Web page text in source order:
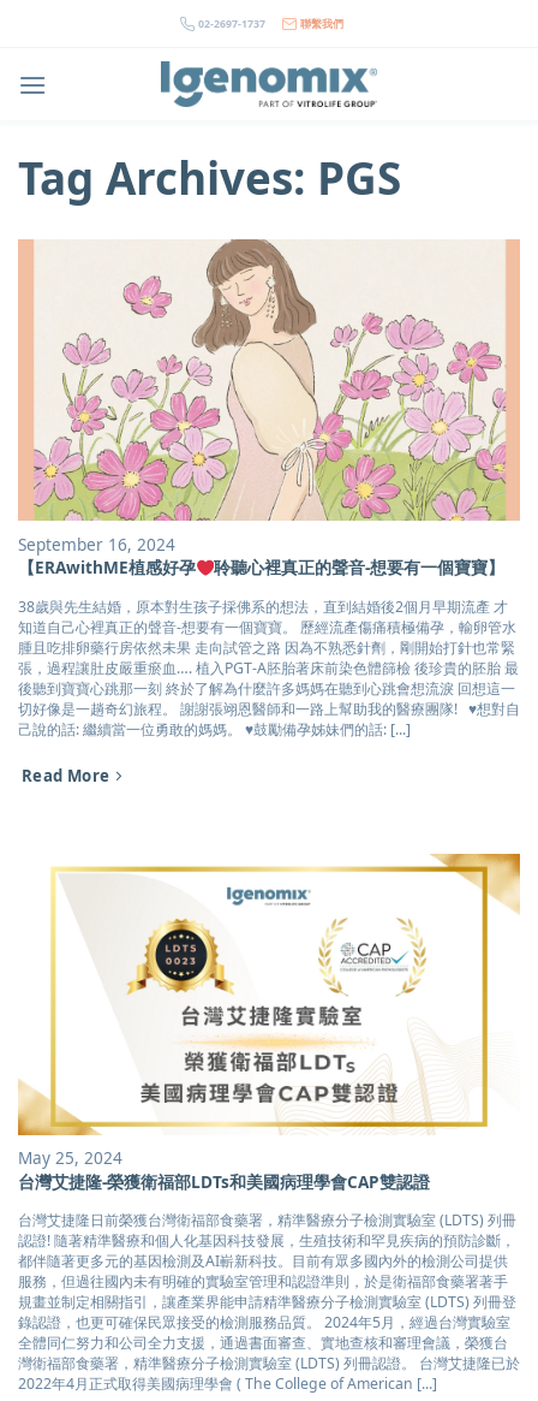
02-2697-1737 聯繫我們
Tag Archives: PGS
September 16, 2024
【ERAwithME植感好孕
聆聽心裡真正的聲音-想要有一個寶寶】
38歲與先生結婚，原本對生孩子採佛系的想法，直到結婚後2個月早期流產 才
知道自己心裡真正的聲音-想要有一個寶寶。 歷經流產傷痛積極備孕，輸卵管水
腫且吃排卵藥行房依然未果 走向試管之路 因為不熟悉針劑，剛開始打針也常緊
張，過程讓肚皮嚴重瘀血…. 植入PGT-A胚胎著床前染色體篩檢 後珍貴的胚胎 最
後聽到寶寶心跳那一刻 終於了解為什麼許多媽媽在聽到心跳會想流淚 回想這一
切好像是一趟奇幻旅程。 謝謝張翊恩醫師和一路上幫助我的醫療團隊! ♥想對自
己說的話: 繼續當一位勇敢的媽媽。 ♥鼓勵備孕姊妹們的話: [...]
Read More
May 25, 2024
台灣艾捷隆-榮獲衛福部LDTs和美國病理學會CAP雙認證
台灣艾捷隆日前榮獲台灣衛福部食藥署，精準醫療分子檢測實驗室 (LDTS) 列冊
認證! 隨著精準醫療和個人化基因科技發展，生殖技術和罕見疾病的預防診斷，
都伴隨著更多元的基因檢測及AI嶄新科技。目前有眾多國內外的檢測公司提供
服務，但過往國內未有明確的實驗室管理和認證準則，於是衛福部食藥署著手
規畫並制定相關指引，讓產業界能申請精準醫療分子檢測實驗室 (LDTS) 列冊登
錄認證，也更可確保民眾接受的檢測服務品質。 2024年5月，經過台灣實驗室
全體同仁努力和公司全力支援，通過書面審查、實地查核和審理會議，榮獲台
灣衛福部食藥署，精準醫療分子檢測實驗室 (LDTS) 列冊認證。 台灣艾捷隆已於
2022年4月正式取得美國病理學會 ( The College of American [...]